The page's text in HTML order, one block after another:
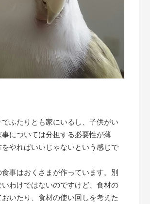
ふたりとも家にいるし、子供がい
については分担する必要性が薄
をやればいいじゃないという感じで
事はおくさまが作っています。別
わけではないのですけど、食材の
いたり、食材の使い回しを考えた